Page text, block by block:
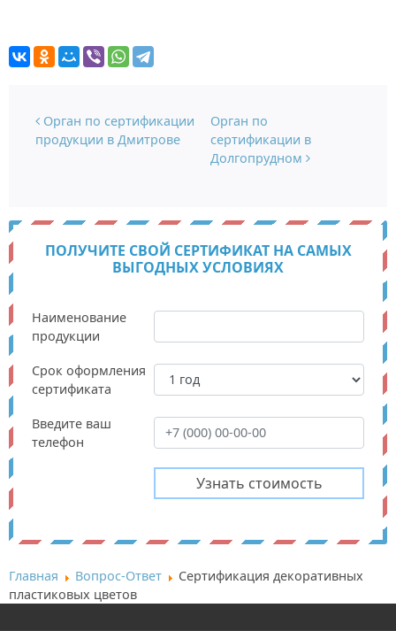
Навигация по записям
Орган по сертификации
продукции в Дмитрове
Орган по
сертификации в
Долгопрудном
ПОЛУЧИТЕ СВОЙ СЕРТИФИКАТ НА САМЫХ
ВЫГОДНЫХ УСЛОВИЯХ
Наименование
продукции
Срок оформления
сертификата
Введите ваш
телефон
Главная Вопрос-Ответ
Сертификация декоративных
пластиковых цветов